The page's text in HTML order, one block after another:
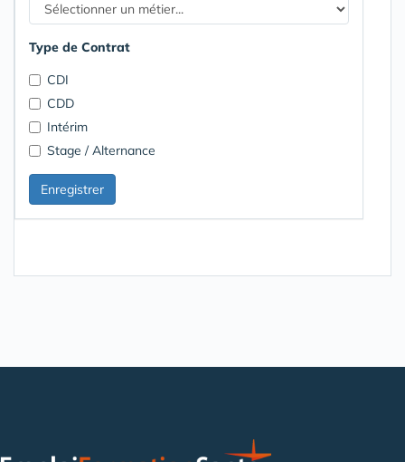
Type de Contrat
CDI
CDD
Intérim
Stage / Alternance